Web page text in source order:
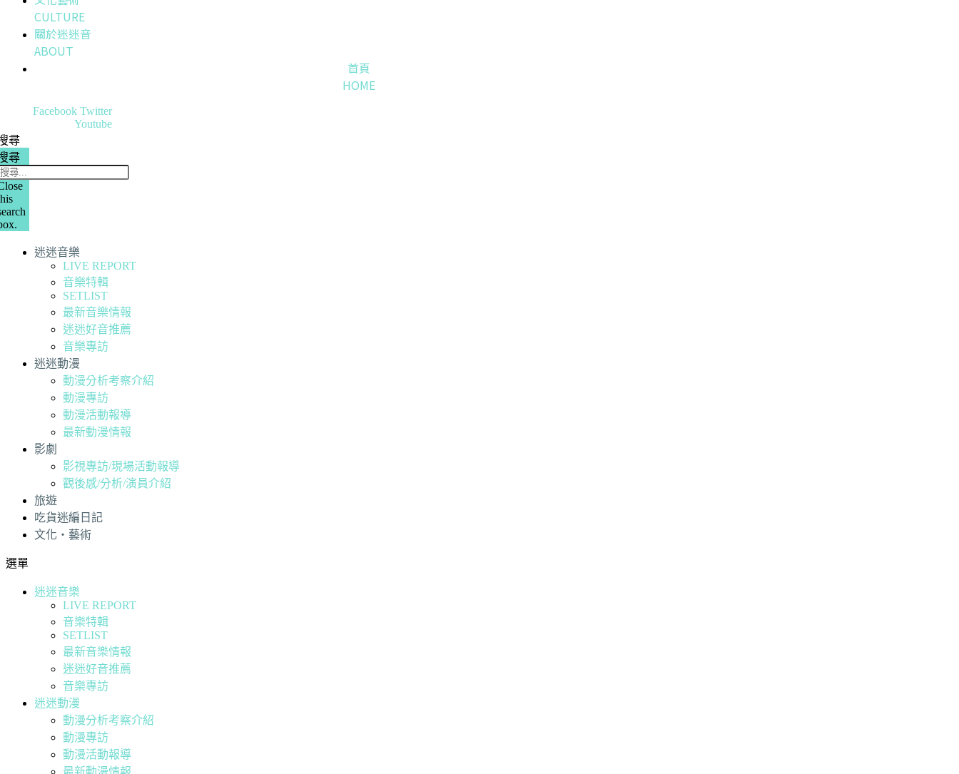
CULTURE
關於迷迷音
ABOUT
首頁
HOME
Facebook Twitter
Youtube
尋
尋
迷迷音樂
LIVE REPORT
音樂特輯
SETLIST
最新音樂情報
迷迷好音推薦
音樂專訪
迷迷動漫
動漫分析考察介紹
動漫專訪
動漫活動報導
最新動漫情報
影劇
影視專訪/現場活動報導
觀後感/分析/演員介紹
旅遊
吃貨迷編日記
文化・藝術
選單
迷迷音樂
LIVE REPORT
音樂特輯
SETLIST
最新音樂情報
迷迷好音推薦
音樂專訪
迷迷動漫
動漫分析考察介紹
動漫專訪
動漫活動報導
最新動漫情報